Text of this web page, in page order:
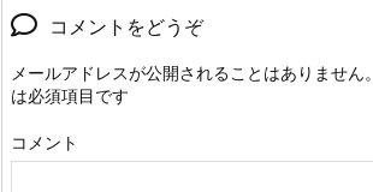
コメントをどうぞ
メールアドレスが公開されることはありません。
は必須項目です
コメント